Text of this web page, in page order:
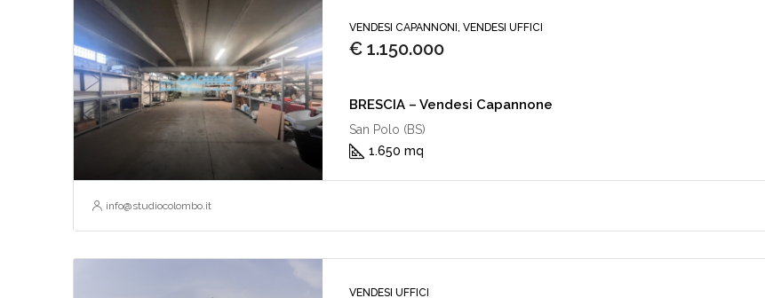
VENDESI CAPANNONI, VENDESI UFFICI
€ 1.150.000
BRESCIA – Vendesi Capannone
San Polo (BS)
1.650 mq
info@studiocolombo.it
VENDESI UFFICI